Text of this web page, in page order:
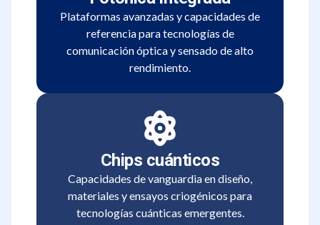
Plataformas avanzadas y capacidades de
referencia para tecnologías de
comunicación óptica y sensado de alto
rendimiento.
Chips cuánticos
Capacidades de vanguardia en diseño,
materiales y ensayos criogénicos para
tecnologías cuánticas emergentes.